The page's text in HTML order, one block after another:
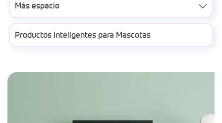
Más espacio 
Productos Inteligentes para Mascotas